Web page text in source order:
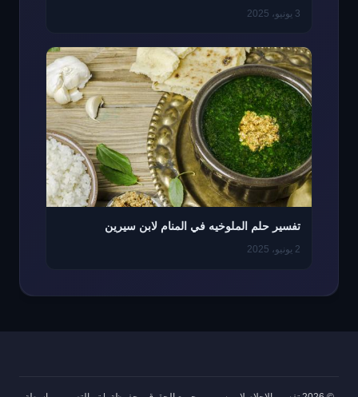
3 يونيو، 2025
تفسير حلم الملوخيه في المنام لابن سيرين
2 يونيو، 2025